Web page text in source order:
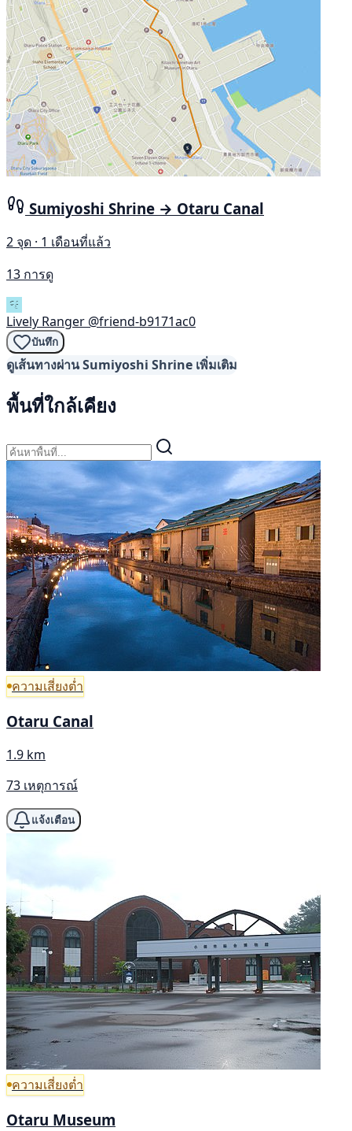
Sumiyoshi Shrine → Otaru Canal
2 จุด · 1 เดือนที่แล้ว
13 การดู
Lively Ranger @friend-b9171ac0
บันทึก
ดูเส้นทางผ่าน Sumiyoshi Shrine เพิ่มเติม
พื้นที่ใกล้เคียง
ความเสี่ยงต่ำ
Otaru Canal
1.9 km
73 เหตุการณ์
แจ้งเตือน
ความเสี่ยงต่ำ
Otaru Museum